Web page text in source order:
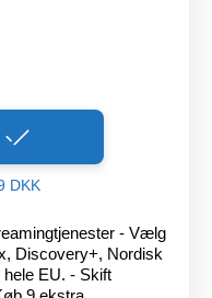
DKK
- Vælg
Discovery+, Nordisk
EU. - Skift